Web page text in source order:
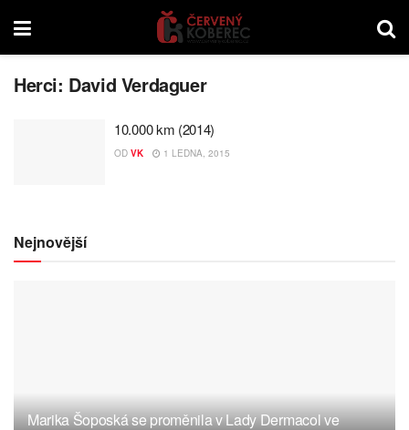
Herci: David Verdaguer
10.000 km (2014)
OD VK 1 LEDNA, 2015
Nejnovější
Marika Šoposká se proměnila v Lady Dermacol ve